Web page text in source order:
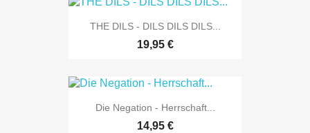
THE DILS - DILS DILS DILS...
19,95 €
Die Negation - Herrschaft...
14,95 €